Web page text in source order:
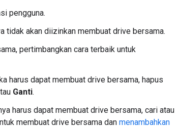
pengguna.
tidak akan diizinkan membuat drive bersama.
pertimbangkan cara terbaik untuk
harus dapat membuat drive bersama, hapus
Ganti.
harus dapat membuat drive bersama, cari atau
membuat drive bersama dan menambahkan